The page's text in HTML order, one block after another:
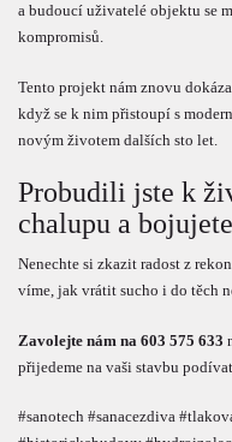
a budoucí uživatelé objektu se
kompromisů.
Tento projekt nám znovu
když se k nim přistoupí s
novým životem dalších sto let.
Probudili jste k
chalupu a
Nenechte si zkazit radost z
víme, jak vrátit sucho i do těch
Zavolejte nám na 603 575 633
přijedeme na vaši stavbu
#sanotech #sanacezdiva